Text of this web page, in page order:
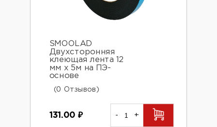
SMOOLAD
Двухсторонняя
клеющая лента 12
мм х 5м на ПЭ-
основе
(0 Отзывов)
131.00 ₽ - +